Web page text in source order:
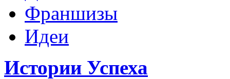
Франшизы
Идеи
Истории Успеха